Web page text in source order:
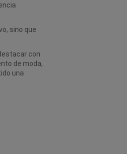
sino que
con
de moda,
una